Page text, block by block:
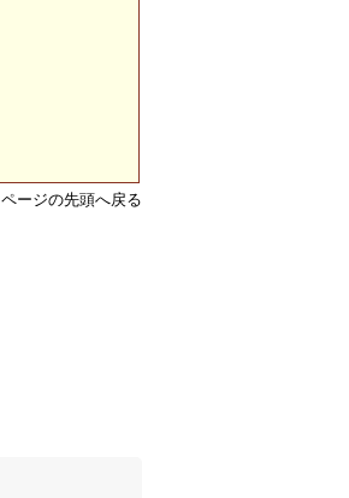
ページの先頭へ戻る